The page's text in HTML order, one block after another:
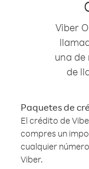
Viber
una de
de
Paquetes de
El crédito de
compres un
cualquier
Viber.